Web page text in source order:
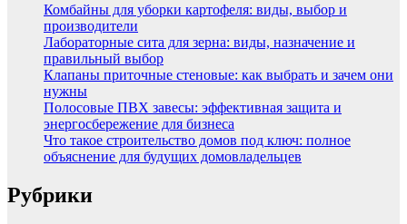
Комбайны для уборки картофеля: виды, выбор и
производители
Лабораторные сита для зерна: виды, назначение и
правильный выбор
Клапаны приточные стеновые: как выбрать и зачем они
нужны
Полосовые ПВХ завесы: эффективная защита и
энергосбережение для бизнеса
Что такое строительство домов под ключ: полное
объяснение для будущих домовладельцев
Рубрики